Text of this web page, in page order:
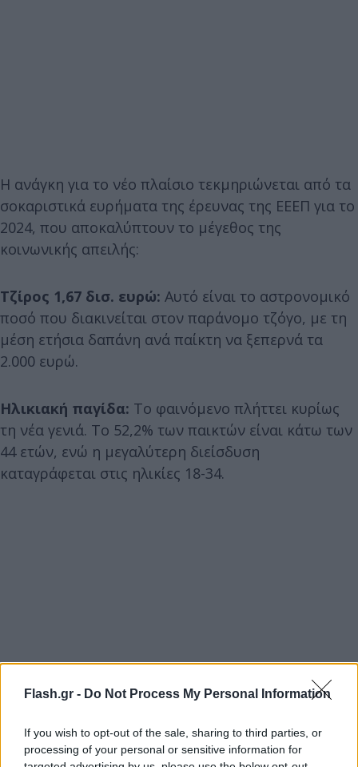
Flash.gr - Do Not Process My Personal Information
If you wish to opt-out of the sale, sharing to third parties, or
processing of your personal or sensitive information for
Η ανάγκη για το νέο πλαίσιο τεκμηριώνεται από τα
σοκαριστικά ευρήματα της έρευνας της ΕΕΕΠ για το
2024, που αποκαλύπτουν το μέγεθος της
κοινωνικής απειλής:
Τζίρος 1,67 δισ. ευρώ: Αυτό είναι το αστρονομικό
ποσό που διακινείται στον παράνομο τζόγο, με τη
μέση ετήσια δαπάνη ανά παίκτη να ξεπερνά τα
2.000 ευρώ.
Ηλικιακή παγίδα: Το φαινόμενο πλήττει κυρίως
τη νέα γενιά. Το 52,2% των παικτών είναι κάτω των
44 ετών, ενώ η μεγαλύτερη διείσδυση
καταγράφεται στις ηλικίες 18-34.